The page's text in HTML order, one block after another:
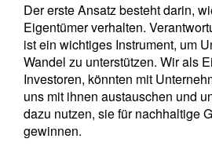
Der erste Ansatz besteht darin,
Eigentümer verhalten.
ist ein wichtiges Instrument, um
Wandel zu unterstützen. Wir als
Investoren, könnten mit
uns mit ihnen austauschen und
dazu nutzen, sie für nachhaltige
gewinnen.
Titel Vorname
Name
Wohnsitzland